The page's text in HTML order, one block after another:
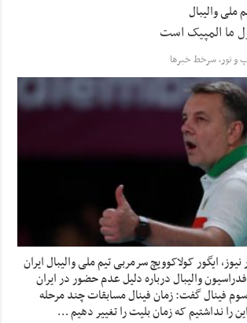
ملی والیبال
ما المپیک است
و تور,سرخط خبرها
ایگور کولاکوویچ سرمربی تیم ملی والیبال ایران
والیبال درباره دلیل عدم حضور در ایران
فینال گفت: زمان فینال مسابقات چند مرحله
را نداشتیم که زمان بلیت را تغییر دهیم …